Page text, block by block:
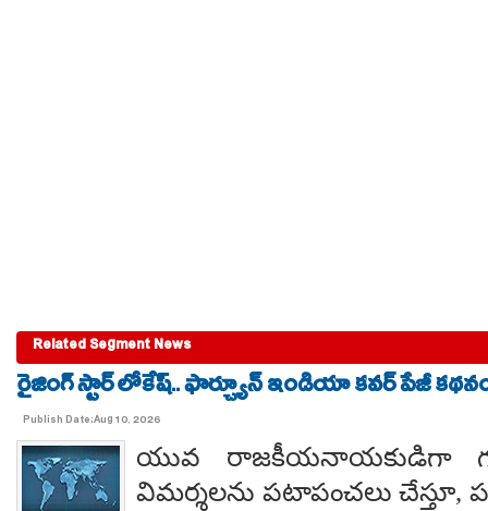
Related Segment News
రైజింగ్ స్టార్ లోకేష్.. ఫార్చ్యూన్ ఇండియా కవర్ పేజీ
Publish Date:Aug 10, 2026
యువ రాజకీయనాయకుడిగా
విమర్శలను పటాపంచలు